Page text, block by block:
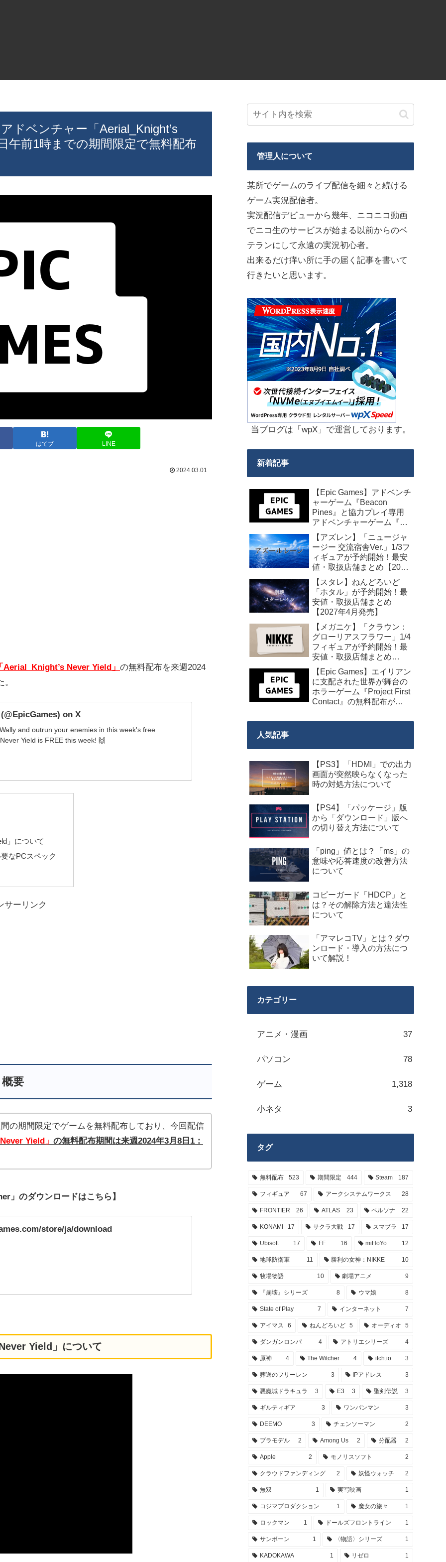
ドベンチャー「Aerial_Knight’s
午前1時までの期間限定で無料配布
はてブ LINE
2024.03.01
Aerial_Knight’s Never Yield」 の無料配布を来週2024
on X
and outrun your enemies in this week's free
Yield is FREE this week! 🙌
」について
なPCスペック
サーリンク
概要
の期間限定でゲームを無料配布しており、今回配信
Yield」 の無料配布期間は来週2024年3月8 日1：
」のダウンロードはこちら】
store/ja/download
Yield」について
管理人について
某所でゲームのライブ配信を細々と続ける
ゲーム実況配信者。
実況配信デビューから幾年、ニコニコ動画
でニコ生のサービスが始まる以前からのベ
テランにして永遠の実況初心者。
出来るだけ痒い所に手の届く記事を書いて
行きたいと思います。
当ブログは「wpX」で運営しております。
新着記事
【Epic Games】アドベンチ
ャーゲーム『Beacon
Pines』と協力プレイ専用
アドベンチャーゲーム『We
Were Here Together』の無
料配布が来週2026年8月14
日午前0時までの期間限定
で開始！
【アズレン】「ニュージャ
ージー 交流宿舎Ver.」1/3フ
ィギュアが予約開始！最安
値・取扱店舗まとめ【2027
年2月発売】
【スタレ】ねんどろいど
「ホタル」が予約開始！最
安値・取扱店舗まとめ
【2027年4月発売】
【メガニケ】「クラウン：
グローリアスフラワー」1/4
フィギュアが予約開始！最
安値・取扱店舗まとめ
【2027年5月発売】
【Epic Games】エイリアン
に支配された世界が舞台の
ホラーゲーム『Project First
Contact』の無料配布が
の期間限定で開始
人気記事
【PS3】「HDMI」での出力
画面が突然映らなくなった
時の対処方法について
【PS4】「パッケージ」版
から「ダウンロード」版へ
の切り替え方法について
「ping」値とは？「ms」の
意味や応答速度の改善方法
について
コピーガード「HDCP」と
は？その解除方法と違法性
について
「アマレコTV」とは？ダウ
ンロード・導入の方法につ
いて解説！
カテゴリー
アニメ・漫画 37
パソコン 78
ゲーム 1,318
小ネタ 3
タグ
無料配布 523 期間限定 444 Steam 187
フィギュア 67 アークシステムワークス 28
FRONTIER 26 ATLAS 23 ペルソナ 22
KONAMI 17 サクラ大戦 17 スマブラ 17
Ubisoft 17 FF 16 miHoYo 12
地球防衛軍 11 勝利の女神：NIKKE 10
牧場物語 10 劇場アニメ 9
『崩壊』シリーズ 8 ウマ娘 8
State of Play 7 インターネット 7
アイマス 6 ねんどろいど 5 オーディオ 5
ダンガンロンパ 4 アトリエシリーズ 4
原神 4 The Witcher 4 itch.io 3
葬送のフリーレン 3 IPアドレス 3
悪魔城ドラキュラ 3 E3 3 聖剣伝説 3
ギルティギア 3 ワンパンマン 3
DEEMO 3 チェンソーマン 2
プラモデル 2 Among Us 2 分配器 2
Apple 2 モノリスソフト 2
クラウドファンディング 2 妖怪ウォッチ 2
無双 1 実写映画 1
コジマプロダクション 1 魔女の旅々 1
ロックマン 1 ドールズフロントライン 1
サンボーン 1 〈物語〉シリーズ 1
KADOKAWA 1 リゼロ 1